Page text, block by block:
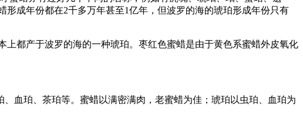
成年份都在2千多万年甚至1亿年，但波罗的海的琥珀形成年份只有
都产于波罗的海的一种琥珀。枣红色蜜蜡是由于黄色系蜜蜡外皮氧化
血珀、茶珀等。蜜蜡以满密满肉，老蜜蜡为佳；琥珀以虫珀、血珀为